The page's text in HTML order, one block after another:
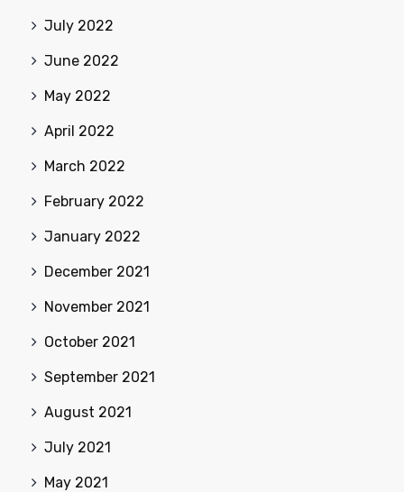
July 2022
June 2022
May 2022
April 2022
March 2022
February 2022
January 2022
December 2021
November 2021
October 2021
September 2021
August 2021
July 2021
May 2021